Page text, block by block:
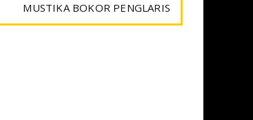
MUSTIKA BOKOR PENGLARIS